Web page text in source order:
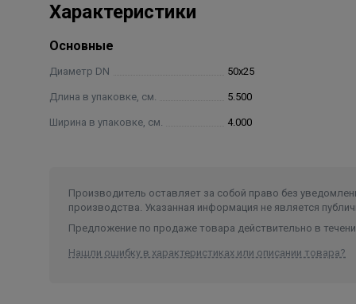
Характеристики
Основные
Диаметр DN 50х25
Длина в упаковке, см. 5.500
Ширина в упаковке, см. 4.000
Производитель оставляет за собой право без
производства. Указанная информация не является
Предложение по продаже товара действительно в
Нашли ошибку в характеристиках или описании товара?